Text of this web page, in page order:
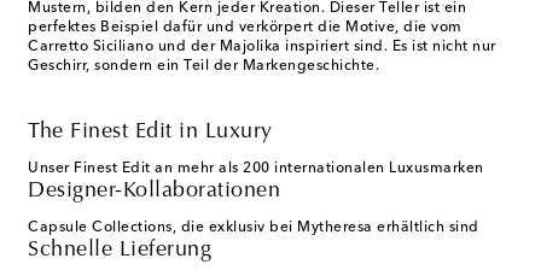
Mustern, bilden den Kern jeder Kreation. Dieser Teller ist ein
perfektes Beispiel dafür und verkörpert die Motive, die vom
Carretto Siciliano und der Majolika inspiriert sind. Es ist nicht nur
Geschirr, sondern ein Teil der Markengeschichte.
The Finest Edit in Luxury
Unser Finest Edit an mehr als 200 internationalen Luxusmarken
Designer-Kollaborationen
Capsule Collections, die exklusiv bei Mytheresa erhältlich sind
Schnelle Lieferung